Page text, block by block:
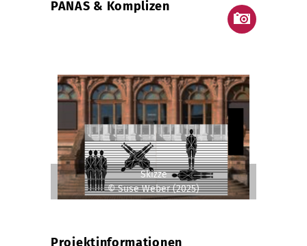
PANAS & Komplizen
Skizze
© Suse Weber (2025)
Projektinformationen